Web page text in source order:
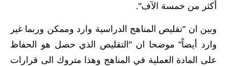
المرحلة المتوسطة
المرحلة الاعدادية
أكثر من خمسة الآف".
وبين ان "تقليص المناهج الدراسية وارد وممكن وربما غير
وارد أيضاً" موضحا ان "التقليص الذي حصل هو الحفاظ
على المادة العملية في المناهج وهذا متروك الى قرارات